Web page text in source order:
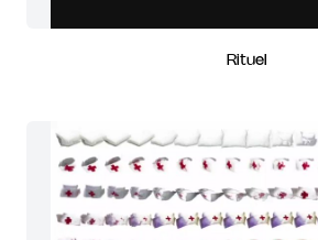
Rituel